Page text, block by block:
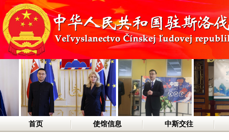
首页 使馆信息 中斯交往